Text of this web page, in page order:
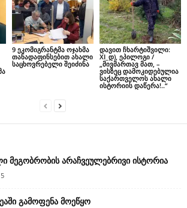
9 ეკომიგრანტმა ოჯახმა
თანადაფინსებით ახალი
საცხოვრებელი შეიძინა
დავით ჩხარტიშვილი:
XI_დ), ეპილოგი /
„მივმართავ მათ, –
ვისზეც დამოკიდებულია
საქართველოს ახალი
ისტორიის დაწერა!..“
მეგობრობის არაჩვეულებრივი ისტორია
გამოფენა მოეწყო